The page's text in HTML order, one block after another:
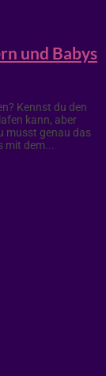
und Babys
Kennst du den
kann, aber
musst genau das
mit dem...